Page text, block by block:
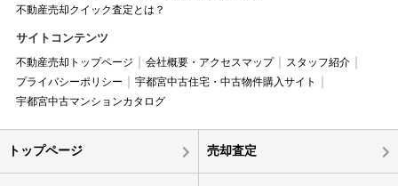
不動産売却クイック査定とは？
サイトコンテンツ
不動産売却トップページ 会社概要・アクセスマップ
スタッフ紹介
プライバシーポリシー
宇都宮中古住宅・中古物件購入サイト
宇都宮中古マンションカタログ
トップページ 売却査定